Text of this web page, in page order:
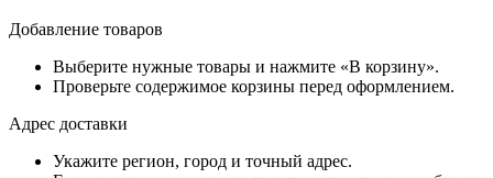
Добавление товаров
Выберите нужные товары и нажмите «В корзину».
Проверьте содержимое корзины перед оформлением.
Адрес доставки
Укажите регион, город и точный адрес.